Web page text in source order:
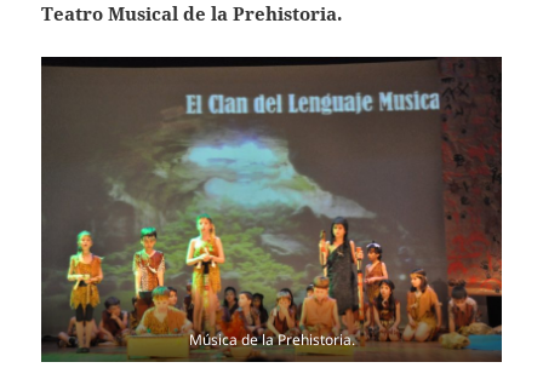
Teatro Musical de la Prehistoria.
Música de la Prehistoria.